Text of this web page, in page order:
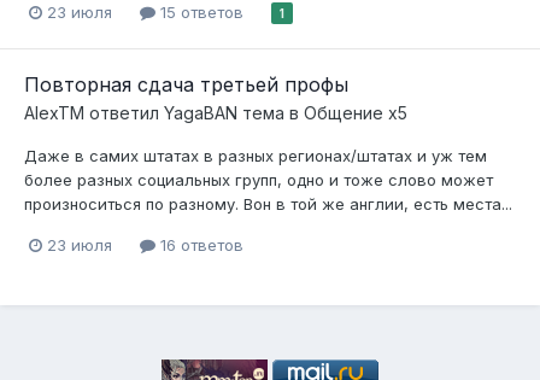
23 июля 15 ответов 1
Повторная сдача третьей профы
AlexTM ответил YagaBAN тема в Общение x5
Даже в самих штатах в разных регионах/штатах и уж тем
более разных социальных групп, одно и тоже слово может
произноситься по разному. Вон в той же англии, есть места...
23 июля 16 ответов